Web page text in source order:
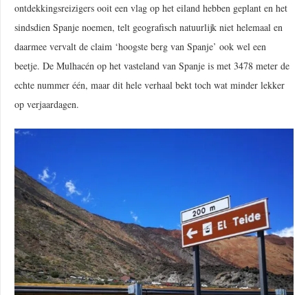
ontdekkingsreizigers ooit een vlag op het eiland hebben geplant en het
sindsdien Spanje noemen, telt geografisch natuurlijk niet helemaal en
daarmee vervalt de claim ‘hoogste berg van Spanje’ ook wel een
beetje. De Mulhacén op het vasteland van Spanje is met 3478 meter de
echte nummer één, maar dit hele verhaal bekt toch wat minder lekker
op verjaardagen.